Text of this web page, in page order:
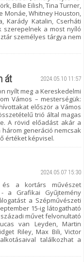
Billie Eilish, Tina Turner,
Monáe, Whitney Houston,
Karády Katalin, Cserháti
szerepelnek a most nyíló
személyes tárgya nem
2024.05.10 11:57
át
nyílt meg a Kereskedelmi
Vámos – mesterségük:
először a Vámos
trió által magas
A rövid előadást akár a
generáció nemcsak
értéket képvisel.
2024.05.07 15:30
a kortárs művészet
a Grafikai Gyűjtemény
a Szépművészeti
15-ig látogatható
századi művet felvonultató
van Leyden, Martin
Riley, Max Bili, Victor
találkozhat a